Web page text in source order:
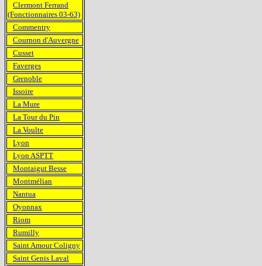
Clermont Ferrand
(Fonctionnaires 03-63)
Commentry
Cournon d'Auvergne
Cusset
Faverges
Grenoble
Issoire
La Mure
La Tour du Pin
La Voulte
Lyon
Lyon ASPTT
Montaigut Besse
Montmélian
Nantua
Oyonnax
Riom
Rumilly
Saint Amour Coligny
Saint Genis Laval